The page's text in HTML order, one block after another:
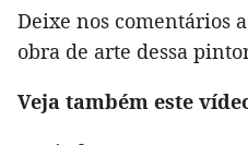
Deixe nos comentários
obra de arte dessa
Veja também este